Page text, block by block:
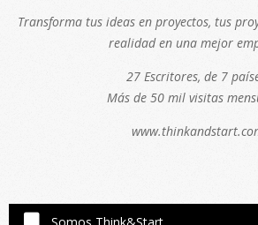
Transforma tus ideas en proyectos, tus
realidad en una mejor
27 Escritores, de 7
Más de 50 mil visitas